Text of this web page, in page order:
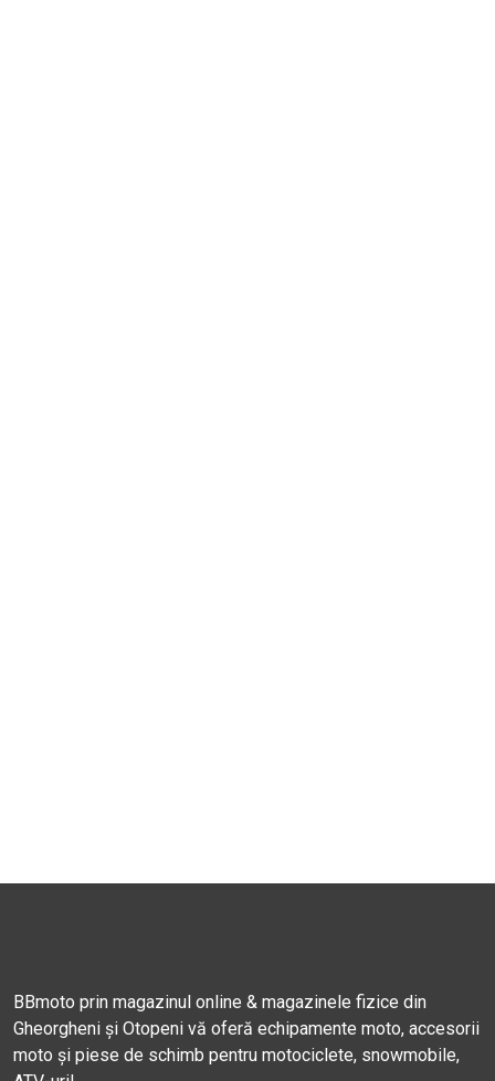
BBmoto prin magazinul online & magazinele fizice din
Gheorgheni și Otopeni vă oferă echipamente moto, accesorii
moto și piese de schimb pentru motociclete, snowmobile,